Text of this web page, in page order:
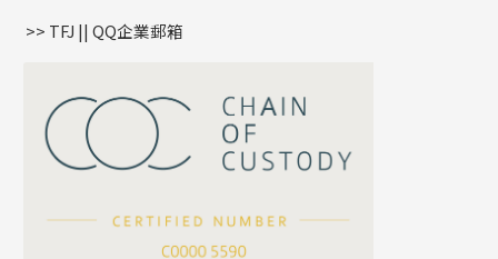
公司名稱
嘴唇鏈系列
S車花鏈系列
珍珠鏈系列
坦克鏈系列
滿天星鏈系列
方假繩鏈系列
星座吊墜
珠扣
>> TFJ || QQ企業郵箱